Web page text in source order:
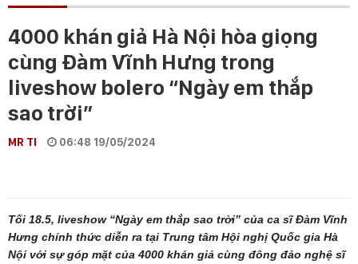
4000 khán giả Hà Nội hòa giọng
cùng Đàm Vĩnh Hưng trong
liveshow bolero “Ngày em thắp
sao trời”
MR TI 06:48 19/05/2024
Tối 18.5, liveshow “Ngày em thắp sao trời” của ca sĩ Đàm Vĩnh
Hưng chính thức diễn ra tại Trung tâm Hội nghị Quốc gia Hà
Nội với sự góp mặt của 4000 khán giả cùng đông đảo nghệ sĩ